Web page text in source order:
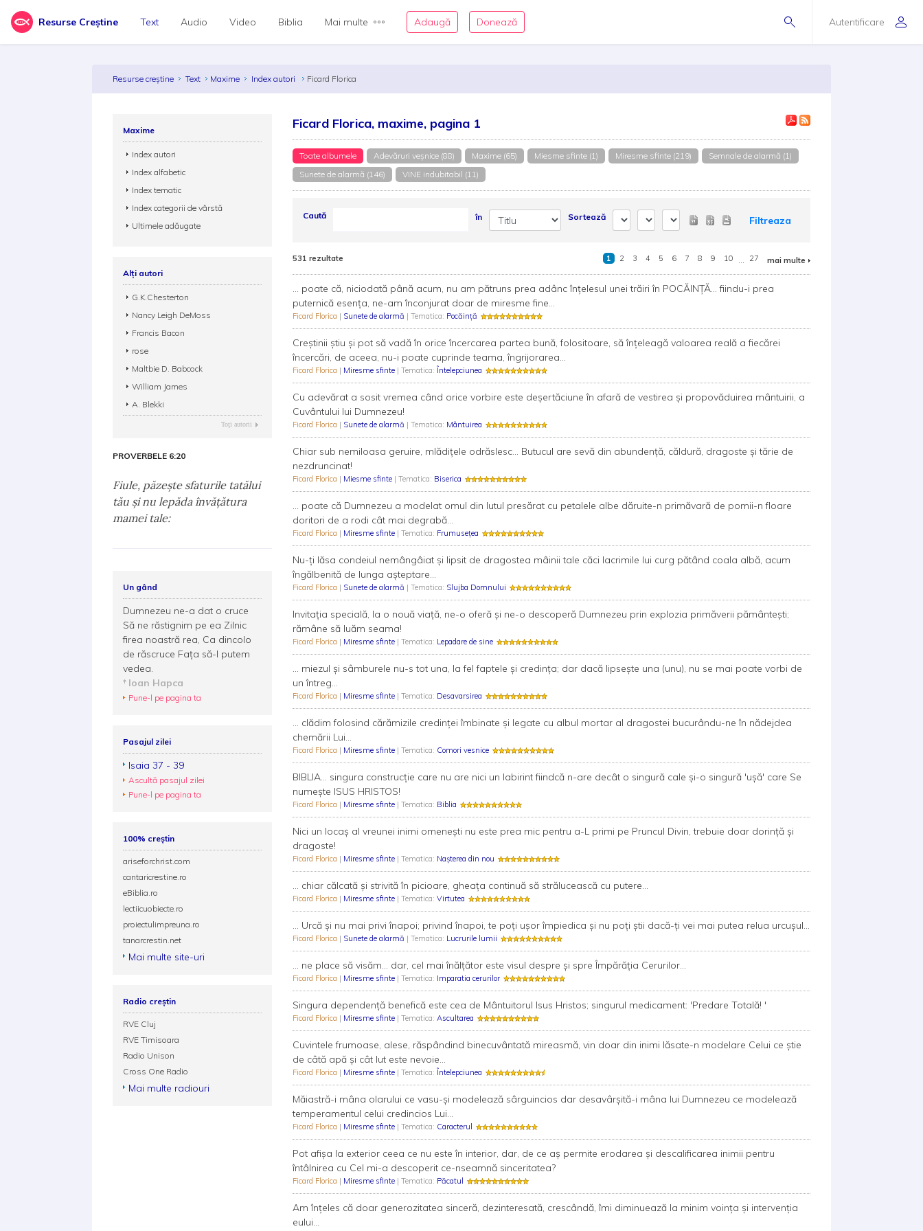
Resurse Creștine Autentificare
Text Audio Video Biblia Mai multe Adaugă Donează
Resurse creștine Text Maxime Index autori Ficard Florica
Ficard Florica, maxime, pagina 1
Toate albumele Adevăruri veşnice (88) Maxime (65) Miesme sfinte (1) Miresme sfinte (219)
Semnale de alarmă (1)
Sunete de alarmă (146)
VINE indubitabil (11)
Caută în Sortează Filtreaza
531 rezultate 1 2 3 4 5 6 7 8 9 10 ... 27 mai multe
... poate că, niciodată până acum, nu am pătruns prea adânc înțelesul unei trăiri în POCĂINȚĂ... fiindu-i prea
puternică esența, ne-am înconjurat doar de miresme fine...
Ficard Florica | Sunete de alarmă | Tematica: Pocăință
Creștinii știu și pot să vadă în orice încercarea partea bună, folositoare, să înțeleagă valoarea reală a fiecărei
încercări, de aceea, nu-i poate cuprinde teama, îngrijorarea...
Ficard Florica | Miresme sfinte | Tematica: Întelepciunea
Cu adevărat a sosit vremea când orice vorbire este deșertăciune în afară de vestirea și propovăduirea mântuirii, a
Cuvântului lui Dumnezeu!
Ficard Florica | Sunete de alarmă | Tematica: Mântuirea
Chiar sub nemiloasa geruire, mlădițele odrăslesc... Butucul are sevă din abundență, căldură, dragoste și tărie de
nezdruncinat!
Ficard Florica | Miesme sfinte | Tematica: Biserica
... poate că Dumnezeu a modelat omul din lutul presărat cu petalele albe dăruite-n primăvară de pomii-n floare
doritori de a rodi cât mai degrabă...
Ficard Florica | Miresme sfinte | Tematica: Frumusețea
Nu-ţi lăsa condeiul nemângâiat şi lipsit de dragostea mâinii tale căci lacrimile lui curg pătând coala albă, acum
îngălbenită de lunga aşteptare...
Ficard Florica | Sunete de alarmă | Tematica: Slujba Domnului
Invitaţia specială, la o nouă viaţă, ne-o oferă şi ne-o descoperă Dumnezeu prin explozia primăverii pământeşti;
rămâne să luăm seama!
Ficard Florica | Miresme sfinte | Tematica: Lepadare de sine
... miezul şi sâmburele nu-s tot una, la fel faptele şi credinţa; dar dacă lipseşte una (unu), nu se mai poate vorbi de
un întreg...
Ficard Florica | Miresme sfinte | Tematica: Desavarsirea
... clădim folosind cărămizile credinţei îmbinate şi legate cu albul mortar al dragostei bucurându-ne în nădejdea
chemării Lui...
Ficard Florica | Miresme sfinte | Tematica: Comori vesnice
BIBLIA... singura construcţie care nu are nici un labirint fiindcă n-are decât o singură cale şi-o singură 'uşă' care Se
numeşte ISUS HRISTOS!
Ficard Florica | Miresme sfinte | Tematica: Biblia
Nici un locaş al vreunei inimi omeneşti nu este prea mic pentru a-L primi pe Pruncul Divin, trebuie doar dorinţă şi
dragoste!
Ficard Florica | Miresme sfinte | Tematica: Nașterea din nou
... chiar călcată şi strivită în picioare, gheaţa continuă să strălucească cu putere...
Ficard Florica | Miresme sfinte | Tematica: Virtutea
... Urcă şi nu mai privi înapoi; privind înapoi, te poţi uşor împiedica şi nu poţi ştii dacă-ţi vei mai putea relua urcuşul...
Ficard Florica | Sunete de alarmă | Tematica: Lucrurile lumii
... ne place să visăm... dar, cel mai înălţător este visul despre şi spre Împărăţia Cerurilor...
Ficard Florica | Miresme sfinte | Tematica: Imparatia cerurilor
Singura dependenţă benefică este cea de Mântuitorul Isus Hristos; singurul medicament: 'Predare Totală! '
Ficard Florica | Miresme sfinte | Tematica: Ascultarea
Cuvintele frumoase, alese, răspândind binecuvântată mireasmă, vin doar din inimi lăsate-n modelare Celui ce ştie
de câtă apă şi cât lut este nevoie...
Ficard Florica | Miresme sfinte | Tematica: Întelepciunea
Măiastră-i mâna olarului ce vasu-şi modelează sârguincios dar desavârşită-i mâna lui Dumnezeu ce modelează
temperamentul celui credincios Lui...
Ficard Florica | Miresme sfinte | Tematica: Caracterul
Pot afişa la exterior ceea ce nu este în interior, dar, de ce aş permite erodarea şi descalificarea inimii pentru
întâlnirea cu Cel mi-a descoperit ce-nseamnă sinceritatea?
Ficard Florica | Miresme sfinte | Tematica: Păcatul
Am înțeles că doar generozitatea sinceră, dezinteresată, crescândă, îmi diminuează la minim voința și intervenția
eului...
Maxime
Index autori
Index alfabetic
Index tematic
Index categorii de vârstă
Ultimele adăugate
Alți autori
G.K.Chesterton
Nancy Leigh DeMoss
Francis Bacon
rose
Maltbie D. Babcock
William James
A. Blekki
Toţi autorii
PROVERBELE 6:20
Fiule, păzeşte sfaturile tatălui
tău şi nu lepăda învăţătura
mamei tale:
Un gând
Dumnezeu ne-a dat o cruce
Să ne răstignim pe ea Zilnic
firea noastră rea, Ca dincolo
de răscruce Fața să-I putem
vedea.
Ioan Hapca
Pune-l pe pagina ta
Pasajul zilei
Isaia 37 - 39
Ascultă pasajul zilei
Pune-l pe pagina ta
100% creștin
ariseforchrist.com
cantaricrestine.ro
eBiblia.ro
lectiicuobiecte.ro
proiectulimpreuna.ro
tanarcrestin.net
Mai multe site-uri
Radio creștin
RVE Cluj
RVE Timisoara
Radio Unison
Cross One Radio
Mai multe radiouri